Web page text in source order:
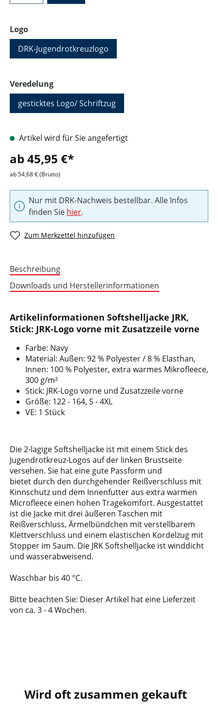
Logoauswählen
DRK-Jugendrotkreuzlogo
Veredelungauswählen
gesticktes Logo/ Schriftzug
Artikel wird für Sie angefertigt
ab 45,95 €*
ab 54,68 € (Brutto)
Nur mit DRK-Nachweis bestellbar. Alle Infos
finden Sie hier.
Zum Merkzettel hinzufügen
Beschreibung
Downloads und Herstellerinformationen
Artikelinformationen Softshelljacke JRK,
Stick: JRK-Logo vorne mit Zusatzzeile vorne
Farbe: Navy
Material: Außen: 92 % Polyester / 8 % Elasthan,
Innen: 100 % Polyester, extra warmes Mikrofleece,
300 g/m²
Stick: JRK-Logo vorne und Zusatzzeile vorne
Größe: 122 - 164, S - 4XL
VE: 1 Stück
Die 2-lagige Softshelljacke ist mit einem Stick des
Jugendrotkreuz-Logos auf der linken Brustseite
versehen. Sie hat eine gute Passform und
bietet durch den durchgehender Reißverschluss mit
Kinnschutz und dem Innenfutter aus extra warmen
Microfleece einen hohen Tragekomfort. Ausgestattet
ist die Jacke mit drei äußeren Taschen mit
Reißverschluss, Ärmelbündchen mit verstellbarem
Klettverschluss und einem elastischen Kordelzug mit
Stopper im Saum. Die JRK Softshelljacke ist winddicht
und wasserabweisend.
Waschbar bis 40 °C.
Bitte beachten Sie: Dieser Artikel hat eine Lieferzeit
von ca. 3 - 4 Wochen.
Wird oft zusammen gekauft